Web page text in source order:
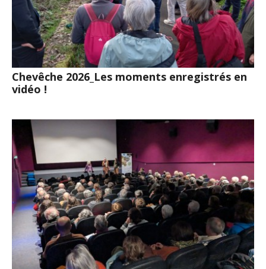
Chevêche 2026_Les moments enregistrés en
vidéo !